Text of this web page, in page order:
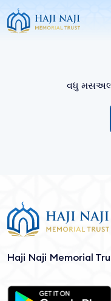
વધુ
Haji Naji Memorial